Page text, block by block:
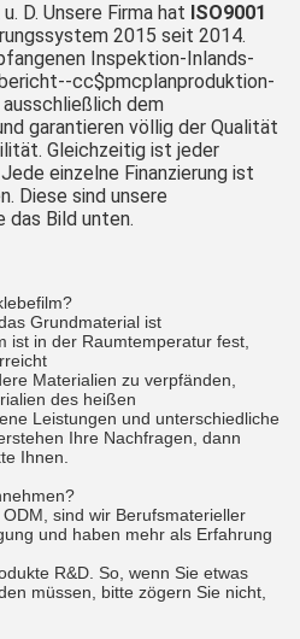
D. Unsere Firma hat ISO9001
system 2015
Inspektion-Inlands-
cc$pmcplanproduktion-
dem
garantieren völlig der Qualität
Gleichzeitig ist jeder
Jede einzelne Finanzierung ist
Diese sind unsere
das Bild unten.
Grundmaterial ist
ist in der Raumtemperatur fest,
Materialien zu verpfänden,
des heißen
Leistungen und unterschiedliche
Ihre Nachfragen, dann
Ihnen.
sind wir Berufsmaterieller
und haben mehr als Erfahrung
R&D. So, wenn Sie etwas
müssen, bitte zögern Sie nicht,